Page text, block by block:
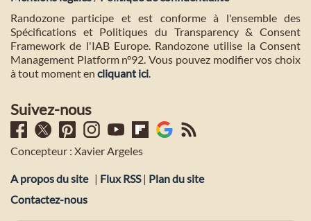
Randozone participe et est conforme à l'ensemble des
Spécifications et Politiques du Transparency & Consent
Framework de l'IAB Europe. Randozone utilise la Consent
Management Platform n°92. Vous pouvez modifier vos choix
à tout moment en cliquant ici.
Suivez-nous
Concepteur : Xavier Argeles
A propos du site | Flux RSS| Plan du site
Contactez-nous